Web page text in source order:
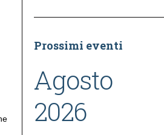
Prossimi eventi
Agosto
2026